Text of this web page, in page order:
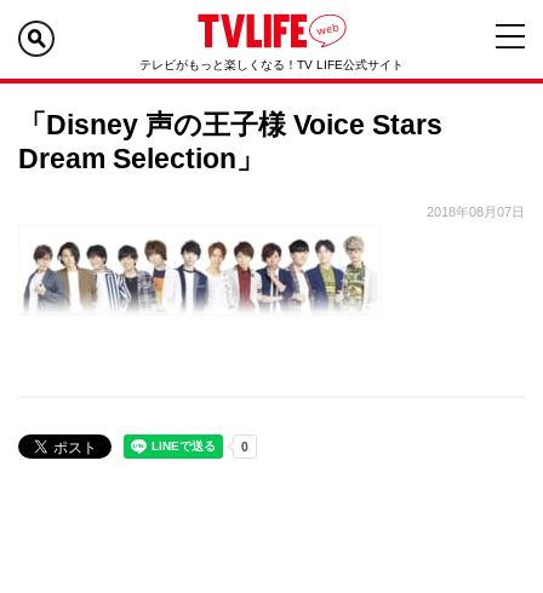
テレビがもっと楽しくなる！TV LIFE公式サイト
「Disney 声の王子様 Voice Stars
Dream Selection」
2018年08月07日